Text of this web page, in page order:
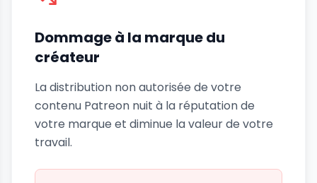
Dommage à la marque du
créateur
La distribution non autorisée de votre
contenu Patreon nuit à la réputation de
votre marque et diminue la valeur de votre
travail.